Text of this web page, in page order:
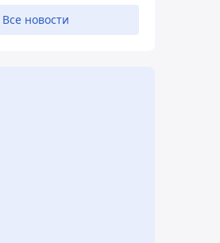
Все новости